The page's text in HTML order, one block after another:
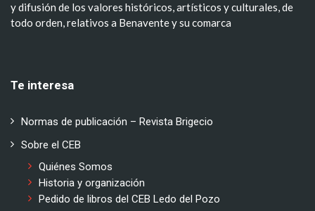
y difusión de los valores históricos, artísticos y culturales, de
todo orden, relativos a Benavente y su comarca
Te interesa
Normas de publicación – Revista Brigecio
Sobre el CEB
Quiénes Somos
Historia y organización
Pedido de libros del CEB Ledo del Pozo